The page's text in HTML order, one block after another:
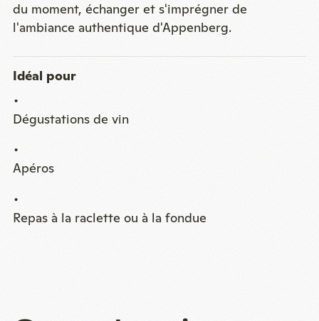
du moment, échanger et s'imprégner de
l'ambiance authentique d'Appenberg.
Idéal pour
Dégustations de vin
Apéros
Repas à la raclette ou à la fondue